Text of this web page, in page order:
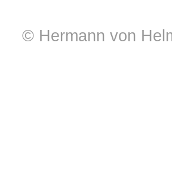
© Hermann von